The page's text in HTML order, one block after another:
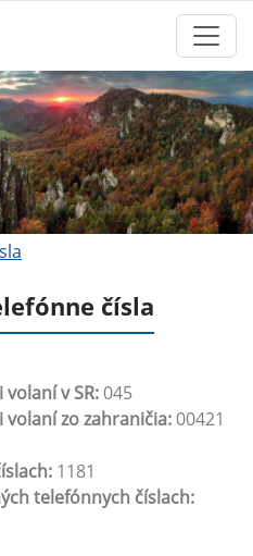
čísla
v SR:045
volaní zo zahraničia:00421
1181
telefónnych číslach: